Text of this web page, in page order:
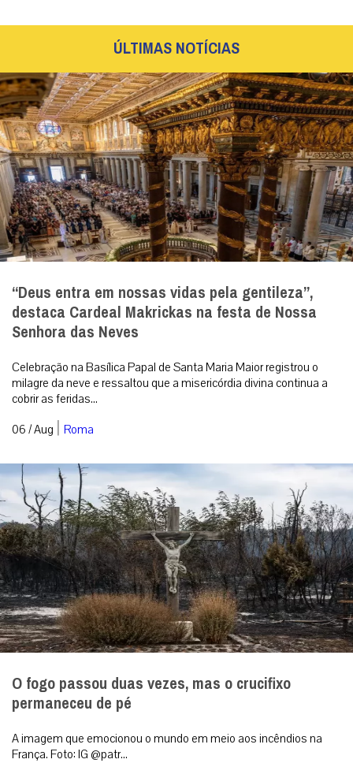
ÚLTIMAS NOTÍCIAS
“Deus entra em nossas vidas pela gentileza”,
destaca Cardeal Makrickas na festa de Nossa
Senhora das Neves
Celebração na Basílica Papal de Santa Maria Maior registrou o
milagre da neve e ressaltou que a misericórdia divina continua a
cobrir as feridas...
06 / Aug | Roma
O fogo passou duas vezes, mas o crucifixo
permaneceu de pé
A imagem que emocionou o mundo em meio aos incêndios na
França. Foto: IG @patr...